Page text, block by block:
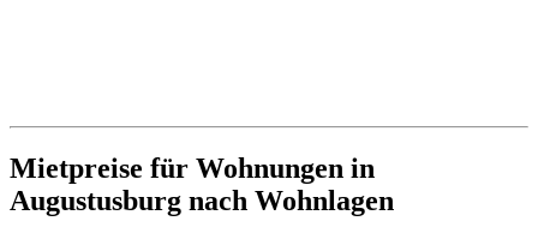
Mietpreise für Wohnungen in
Augustusburg nach Wohnlagen